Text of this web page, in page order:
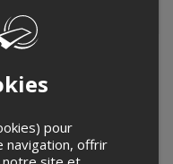
pour
navigation, offrir